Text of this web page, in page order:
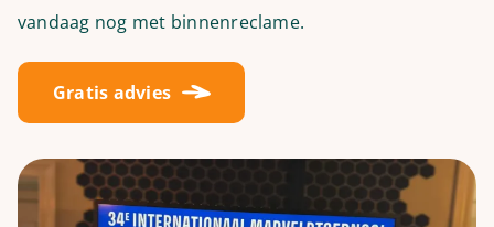
vandaag nog met binnenreclame.
Gratis advies